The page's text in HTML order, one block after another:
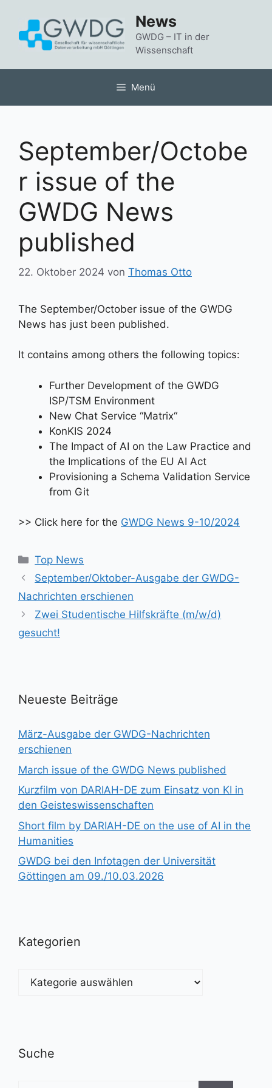
springen
News
GWDG – IT in der
Wissenschaft
Menü
September/Octobe
r issue of the
GWDG News
published
22. Oktober 2024 von Thomas Otto
The September/October issue of the GWDG
News has just been published.
It contains among others the following topics:
Further Development of the GWDG
ISP/TSM Environment
New Chat Service “Matrix“
KonKIS 2024
The Impact of AI on the Law Practice and
the Implications of the EU AI Act
Provisioning a Schema Validation Service
from Git
>> Click here for the GWDG News 9-10/2024
Kategorien
Top News
September/Oktober-Ausgabe der GWDG-
Nachrichten erschienen
Zwei Studentische Hilfskräfte (m/w/d)
gesucht!
Neueste Beiträge
März-Ausgabe der GWDG-Nachrichten
erschienen
March issue of the GWDG News published
Kurzfilm von DARIAH-DE zum Einsatz von KI in
den Geisteswissenschaften
Short film by DARIAH-DE on the use of AI in the
Humanities
GWDG bei den Infotagen der Universität
Göttingen am 09./10.03.2026
Kategorien
Kategorien
Suche